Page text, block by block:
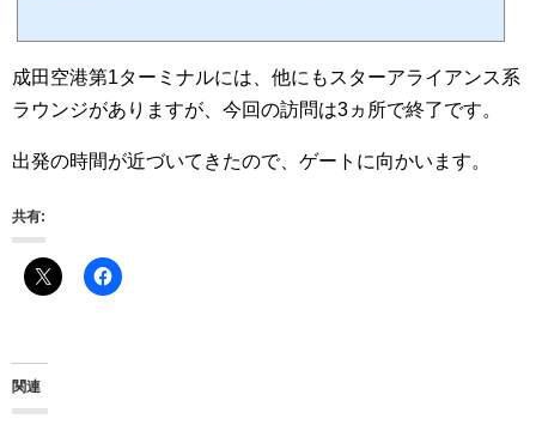
({});入室基準ANA SUITE LOUNGE 運営時間 7:00～ANA便終了までANA SUITE LOU
成田空港第1ターミナルには、他にもスターアライアンス系
ラウンジがありますが、今回の訪問は3ヵ所で終了です。
出発の時間が近づいてきたので、ゲートに向かいます。
共有:
関連